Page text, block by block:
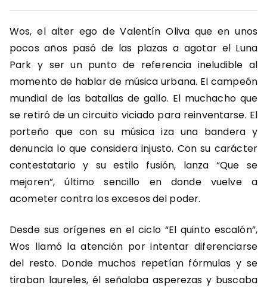
Wos, el alter ego de Valentín Oliva que en unos
pocos años pasó de las plazas a agotar el Luna
Park y ser un punto de referencia ineludible al
momento de hablar de música urbana. El campeón
mundial de las batallas de gallo. El muchacho que
se retiró de un circuito viciado para reinventarse. El
porteño que con su música iza una bandera y
denuncia lo que considera injusto. Con su carácter
contestatario y su estilo fusión, lanza “Que se
mejoren”, último sencillo en donde vuelve a
acometer contra los excesos del poder.
Desde sus orígenes en el ciclo “El quinto escalón”,
Wos llamó la atención por intentar diferenciarse
del resto. Donde muchos repetían fórmulas y se
tiraban laureles, él señalaba asperezas y buscaba